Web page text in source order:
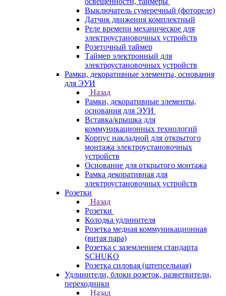
Выключатель сумеречный (фотореле)
Датчик движения комплектный
Реле времени механическое для
электроустановочных устройств
Розеточный таймер
Таймер электронный для
электроустановочных устройств
Рамки, декоративные элементы, основания
для ЭУИ
Назад
Рамки, декоративные элементы,
основания для ЭУИ
Вставка/крышка для
коммуникационных технологий
Корпус накладной для открытого
монтажа электроустановочных
устройств
Основание для открытого монтажа
Рамка декоративная для
электроустановочных устройств
Розетки
Назад
Розетки
Колодка удлинителя
Розетка медная коммуникационная
(витая пара)
Розетка с заземлением стандарта
SCHUKO
Розетка силовая (штепсельная)
Удлинители, блоки розеток, разветвители,
переходники
Назад